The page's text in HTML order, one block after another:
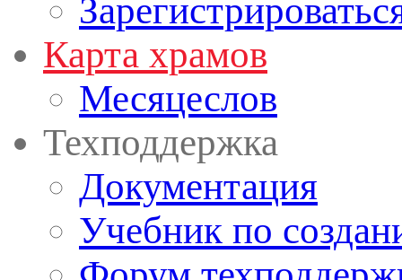
Карта храмов
Месяцеслов
Техподдержка
Документация
Учебник по